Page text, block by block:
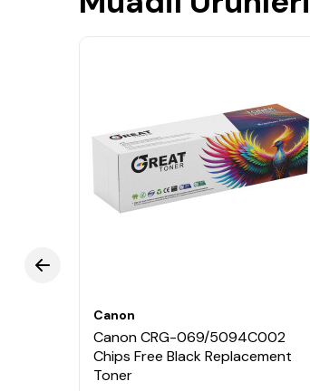
Canon
Canon CRG-069/5094C002
Chips Free Black Replacement
Toner